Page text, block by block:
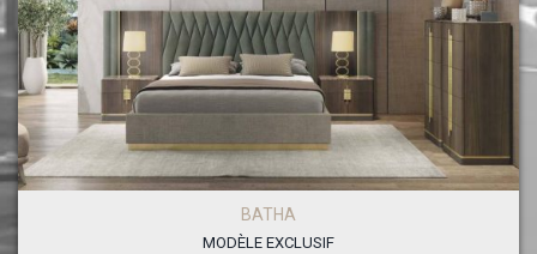
BATHA
MODÈLE EXCLUSIF